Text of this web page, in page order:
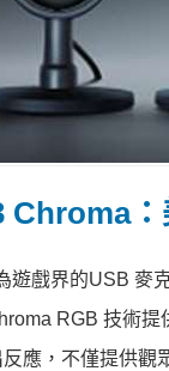
Chroma：
遊戲界的USB 麥
RGB 技術
應，不僅提供觀